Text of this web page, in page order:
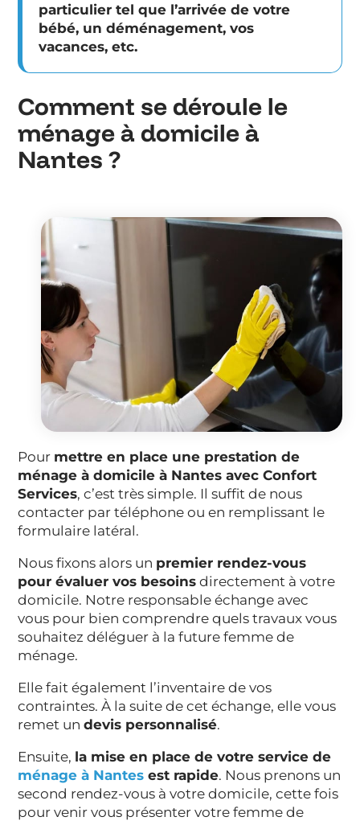
particulier tel que l’arrivée de votre
bébé, un déménagement, vos
vacances, etc.
Comment se déroule le
ménage à domicile à
Nantes ?
Pour mettre en place une prestation de
ménage à domicile à Nantes avec Confort
Services, c’est très simple. Il suffit de nous
contacter par téléphone ou en remplissant le
formulaire latéral.
Nous fixons alors un premier rendez-vous
pour évaluer vos besoins directement à votre
domicile. Notre responsable échange avec
vous pour bien comprendre quels travaux vous
souhaitez déléguer à la future femme de
ménage.
Elle fait également l’inventaire de vos
contraintes. À la suite de cet échange, elle vous
remet undevis personnalisé.
Ensuite, la mise en place de votre service de
ménage à Nantes est rapide. Nous prenons un
second rendez-vous à votre domicile, cette fois
pour venir vous présenter votre femme de